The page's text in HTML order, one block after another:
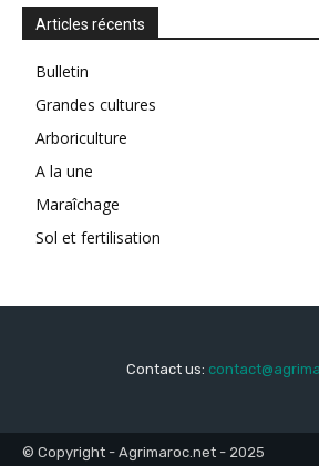
Articles récents
Bulletin
Grandes cultures
Arboriculture
A la une
Maraîchage
Sol et fertilisation
Contact us:
© Copyright - Agrimaroc.net - 2025